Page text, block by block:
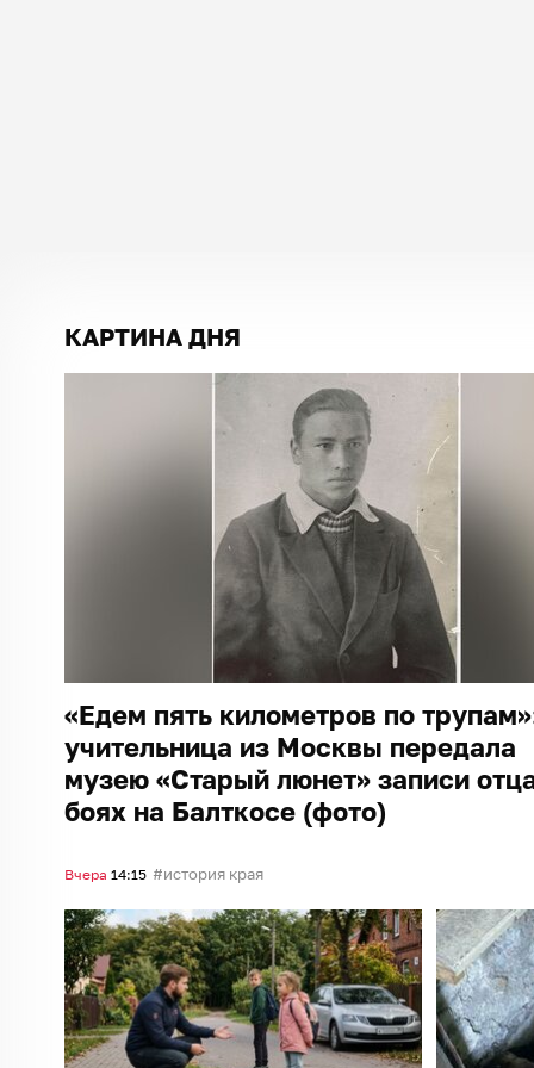
КАРТИНА ДНЯ
«Едем пять километров по
учительница из Москвы передала
музею «Старый люнет» записи
боях на Балткосе (фото)
Вчера 14:15 история края